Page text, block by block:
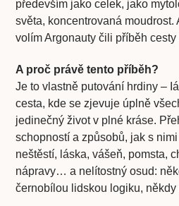
především jako celek, jako
světa, koncentrovaná moudrost.
volím Argonauty čili příběh
A proč právě tento příběh?
Je to vlastně putování hrdiny –
cesta, kde se zjevuje úplně
jedinečný život v plné kráse.
schopností a způsobů, jak s
neštěstí, láska, vášeň, pomsta,
nápravy… a nelítostný osud:
černobílou lidskou logiku,